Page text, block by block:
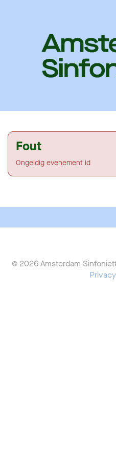
Fout
Ongeldig evenement id
© 2026 Amsterdam